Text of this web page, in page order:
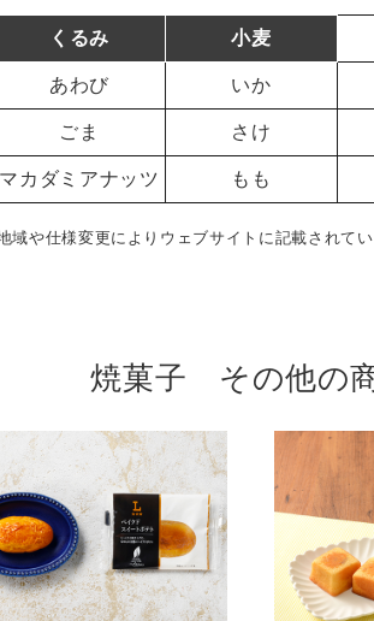
くるみ 小麦
あわび いか
ごま さけ
マカダミアナッツ もも
や仕様変更によりウェブサイトに記載されて
焼菓子 その他の